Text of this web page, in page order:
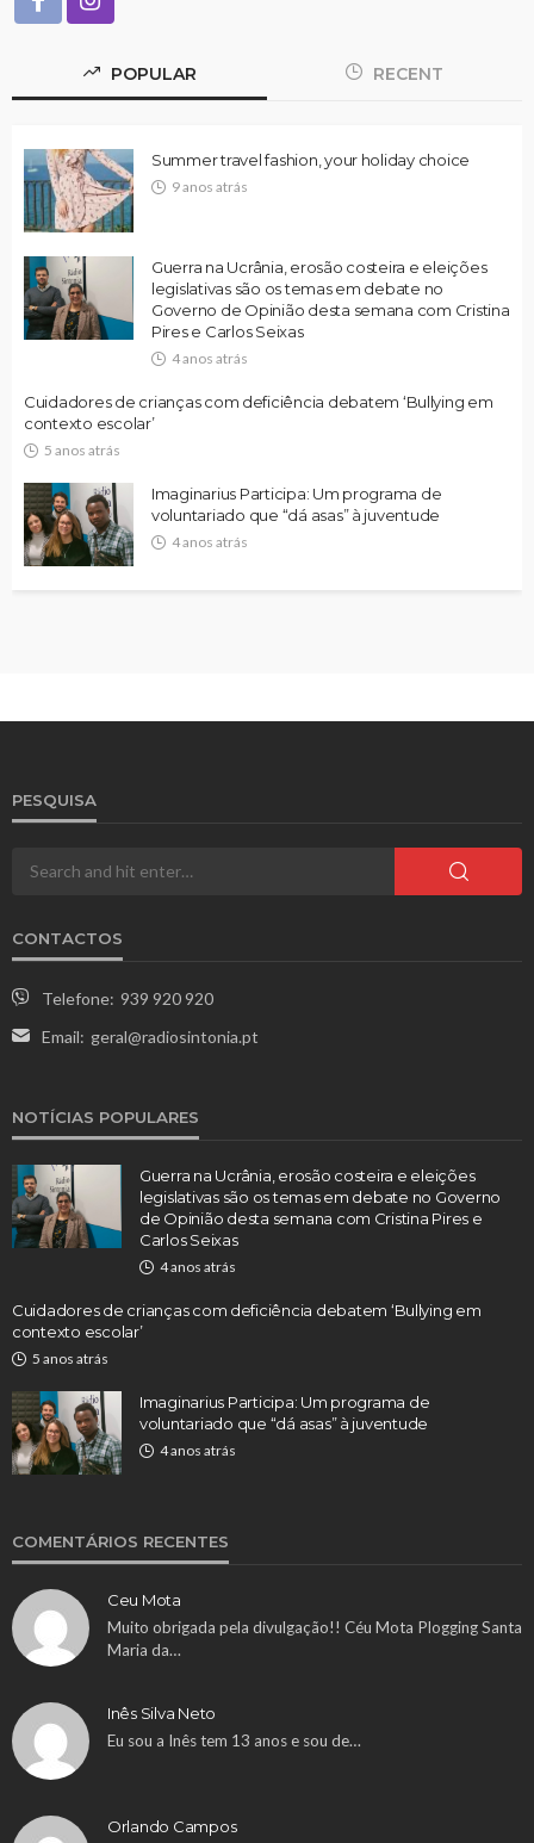
POPULAR RECENT
Summer travel fashion, your holiday choice
9 anos atrás
Guerra na Ucrânia, erosão costeira e eleições
legislativas são os temas em debate no
Governo de Opinião desta semana com Cristina
Pires e Carlos Seixas
4 anos atrás
Cuidadores de crianças com deficiência debatem ‘Bullying em
contexto escolar’
5 anos atrás
Imaginarius Participa: Um programa de
voluntariado que “dá asas” à juventude
4 anos atrás
PESQUISA
CONTACTOS
Telefone: 939 920 920
Email: geral@radiosintonia.pt
NOTÍCIAS POPULARES
Guerra na Ucrânia, erosão costeira e eleições
legislativas são os temas em debate no Governo
de Opinião desta semana com Cristina Pires e
Carlos Seixas
4 anos atrás
Cuidadores de crianças com deficiência debatem ‘Bullying em
contexto escolar’
5 anos atrás
Imaginarius Participa: Um programa de
voluntariado que “dá asas” à juventude
4 anos atrás
COMENTÁRIOS RECENTES
Ceu Mota
Muito obrigada pela divulgação!! Céu Mota Plogging Santa
Maria da…
Inês Silva Neto
Eu sou a Inês tem 13 anos e sou de…
Orlando Campos